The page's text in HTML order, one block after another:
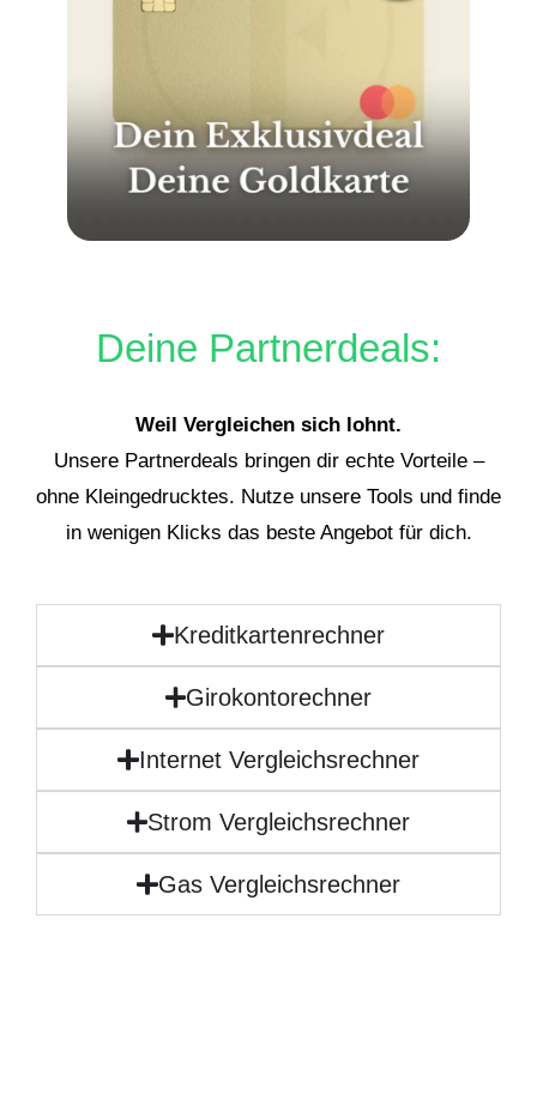
Deine Partnerdeals:
Weil Vergleichen sich lohnt.
Unsere Partnerdeals bringen dir echte Vorteile –
ohne Kleingedrucktes. Nutze unsere Tools und finde
in wenigen Klicks das beste Angebot für dich.
Kreditkartenrechner
Girokontorechner
Internet Vergleichsrechner
Strom Vergleichsrechner
Gas Vergleichsrechner